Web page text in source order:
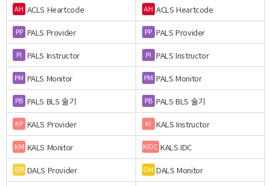
AH ACLS Heartcode AH ACLS Heartcode
PP PALS Provider PP PALS Provider
PI PALS Instructor PI PALS Instructor
PM PALS Monitor PM PALS Monitor
PB PALS BLS 술기 PB PALS BLS 술기
KP KALS Provider KI KALS Instructor
KM KALS Monitor KIDC KALS IDC
DP DALS Provider DM DALS Monitor